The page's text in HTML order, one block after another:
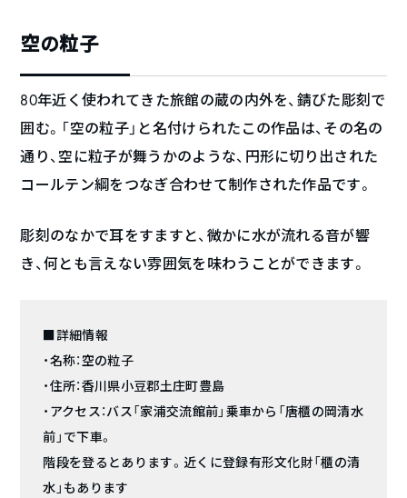
空の粒子
80年近く使われてきた旅館の蔵の内外を、錆びた彫刻で
囲む。「空の粒子」と名付けられたこの作品は、その名の
通り、空に粒子が舞うかのような、円形に切り出された
コールテン綱をつなぎ合わせて制作された作品です。
彫刻のなかで耳をすますと、微かに水が流れる音が響
き、何とも言えない雰囲気を味わうことができます。
■詳細情報
・名称：空の粒子
・住所：香川県小豆郡土庄町豊島
・アクセス：バス「家浦交流館前」乗車から「唐櫃の岡清水
前」で下車。
階段を登るとあります。近くに登録有形文化財「櫃の清
水」もあります